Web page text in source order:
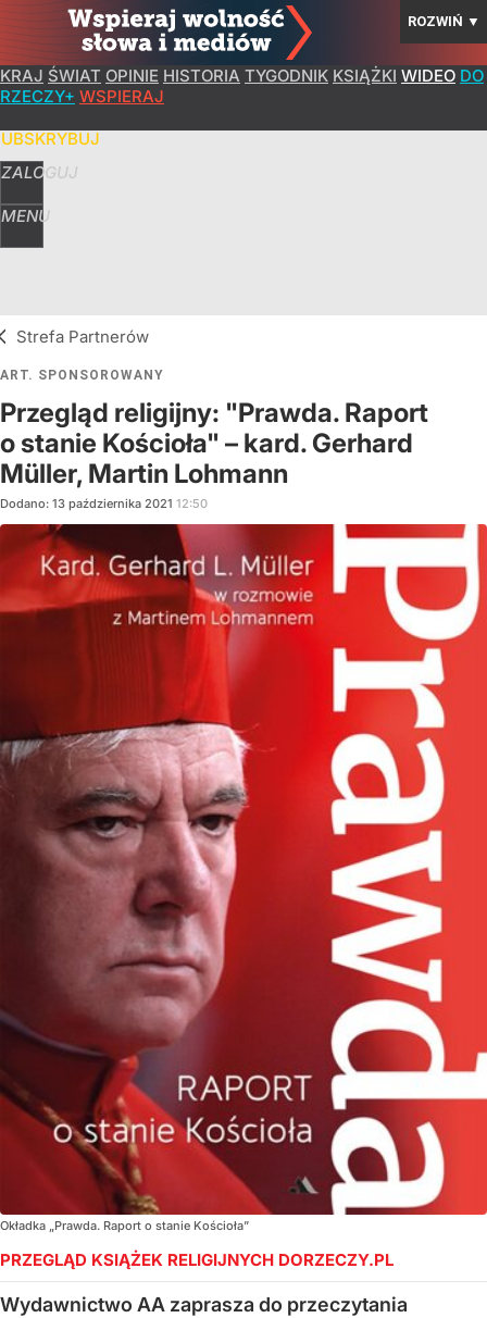
ROZWIŃ ▼
KRAJ ŚWIAT OPINIE HISTORIA TYGODNIK KSIĄŻKI WIDEO DO
RZECZY+ WSPIERAJ
ZALOGUJ
MENU
Strefa Partnerów
ART. SPONSOROWANY
Przegląd religijny: "Prawda. Raport
o stanie Kościoła" – kard. Gerhard
Müller, Martin Lohmann
Dodano: 13 października 2021 12:50
Okładka „Prawda. Raport o stanie Kościoła”
PRZEGLĄD KSIĄŻEK RELIGIJNYCH DORZECZY.PL
Wydawnictwo AA zaprasza do przeczytania